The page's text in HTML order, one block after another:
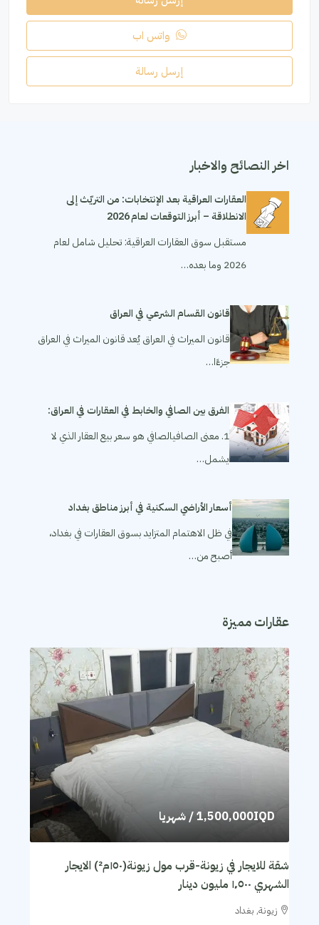
واتس اب
إرسل رسالة
اخر النصائح والاخبار
العقارات العراقية بعد الإنتخابات: من التريّث إلى
الانطلاقة – أبرز التوقعات لعام 2026
مستقبل سوق العقارات العراقية: تحليل شامل لعام
2026 وما بعده…
قانون القسام الشرعي في العراق
قانون الميراث في العراق يُعد قانون الميراث في العراق
جزءًا…
الفرق بين الصافي والخابط في العقارات في العراق:
1. معنى الصافيالصافي هو سعر بيع العقار الذي لا
يشمل…
أسعار الأراضي السكنية في أبرز مناطق بغداد
في ظل الاهتمام المتزايد بسوق العقارات في بغداد،
أصبح من…
عقارات مميزة
1,500,000IQD/ شهريا
شقة للايجار في زيونة-قرب مول زيونة(١٥٠م²) الايجار
الشهري ١٬٥٠٠ مليون دينار
زيونة, بغداد